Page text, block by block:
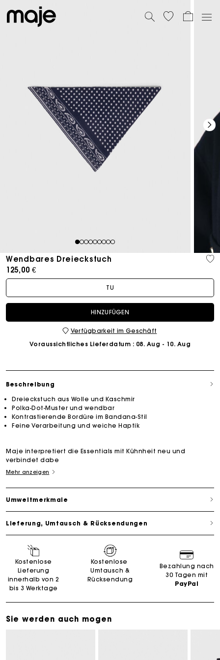
123456789
Wendbares Dreieckstuch
125,00 €
TU
HINZUFÜGEN
Verfügbarkeit im Geschäft
Voraussichtliches Lieferdatum : 08. Aug - 10. Aug
Beschreibung
Dreieckstuch aus Wolle und Kaschmir
Polka-Dot-Muster und wendbar
Kontrastierende Bordüre im Bandana-Stil
Feine Verarbeitung und weiche Haptik
Maje interpretiert die Essentials mit Kühnheit neu und
verbindet dabe
Mehr anzeigen
Umweltmerkmale
Lieferung, Umtausch & Rücksendungen
Kostenlose
Lieferung
innerhalb von 2
bis 3 Werktage
Kostenlose
Umtausch &
Rücksendung
Bezahlung nach
30 Tagen mit
PayPal
Sie werden auch mogen